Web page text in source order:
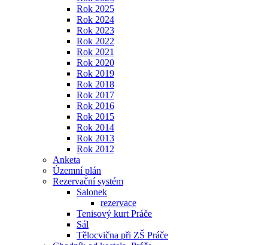
Rok 2025
Rok 2024
Rok 2023
Rok 2022
Rok 2021
Rok 2020
Rok 2019
Rok 2018
Rok 2017
Rok 2016
Rok 2015
Rok 2014
Rok 2013
Rok 2012
Anketa
Územní plán
Rezervační systém
Salonek
rezervace
Tenisový kurt Práče
Sál
Tělocvična při ZŠ Práče